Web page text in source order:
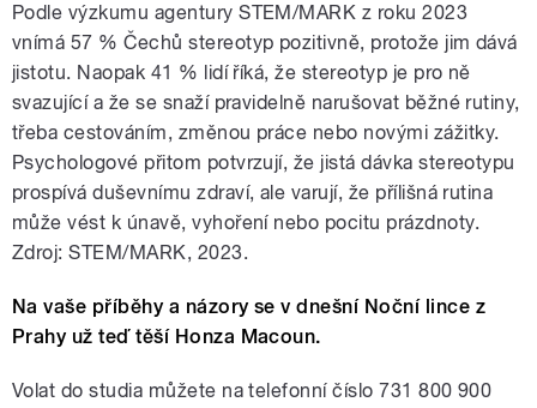
Podle výzkumu agentury STEM/MARK z roku 2023
vnímá 57 % Čechů stereotyp pozitivně, protože jim dává
jistotu. Naopak 41 % lidí říká, že stereotyp je pro ně
svazující a že se snaží pravidelně narušovat běžné rutiny,
třeba cestováním, změnou práce nebo novými zážitky.
Psychologové přitom potvrzují, že jistá dávka stereotypu
prospívá duševnímu zdraví, ale varují, že přílišná rutina
může vést k únavě, vyhoření nebo pocitu prázdnoty.
Zdroj: STEM/MARK, 2023.
Na vaše příběhy a názory se v dnešní Noční lince z
Prahy už teď těší Honza Macoun.
Volat do studia můžete na telefonní číslo 731 800 900